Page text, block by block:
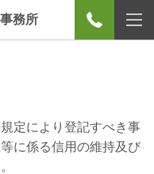
務所
定により登記すべき事
に係る信用の維持及び